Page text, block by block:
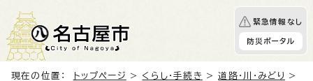
緊急情報なし
防災ポータル
現在の位置： トップページ > くらし・手続き >道路・川・みどり
>